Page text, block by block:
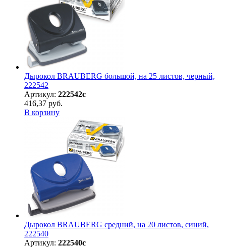
Дырокол BRAUBERG большой, на 25 листов, черный,
222542
Артикул: 222542с
416,37 руб.
В корзину
Дырокол BRAUBERG средний, на 20 листов, синий,
222540
Артикул: 222540с